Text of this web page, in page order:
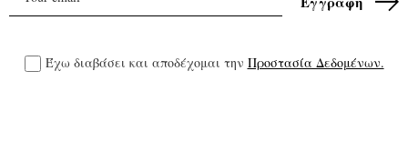
Έχω διαβάσει και αποδέχομαι την Προστασία Δεδομένων.